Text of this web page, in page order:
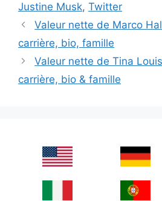
Justine Musk, Twitter
Valeur nette de Marco
carrière, bio, famille
Valeur nette de Tina
carrière, bio & famille